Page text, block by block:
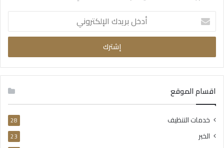
أدخل
بريدك
الإلكتروني
اقسام الموقع
خدمات التنظيف 28
الخبر 23